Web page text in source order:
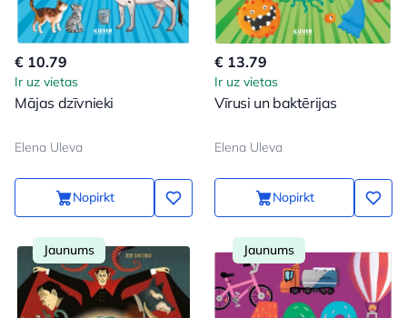
€ 10.79
Ir uz vietas
Mājas dzīvnieki
Elena Uleva
Nopirkt
€ 13.79
Ir uz vietas
Vīrusi un baktērijas
Elena Uleva
Nopirkt
Jaunums Jaunums